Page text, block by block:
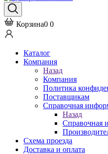
Корзина0 0
Каталог
Компания
Назад
Компания
Политика
Поставщикам
Справочная
Назад
Справочная
Схема проезда
Доставка и оплата